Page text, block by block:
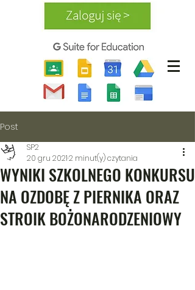
Post
WYNIKI SZKOLNEGO KONKURSU
NA OZDOBĘ Z PIERNIKA ORAZ
STROIK BOŻONARODZENIOWY
SP2
20 gru 20212 minut(y) czytania